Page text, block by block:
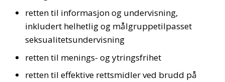
retten til informasjon og undervisning,
inkludert helhetlig og målgruppetilpasset
seksualitetsundervisning
retten til menings- og ytringsfrihet
retten til effektive rettsmidler ved brudd på